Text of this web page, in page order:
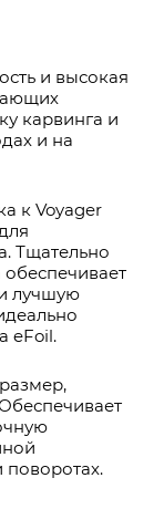
и высокая
карвинга и
и на
к Voyager
Тщательно
лучшую
eFoil.
поворотах.